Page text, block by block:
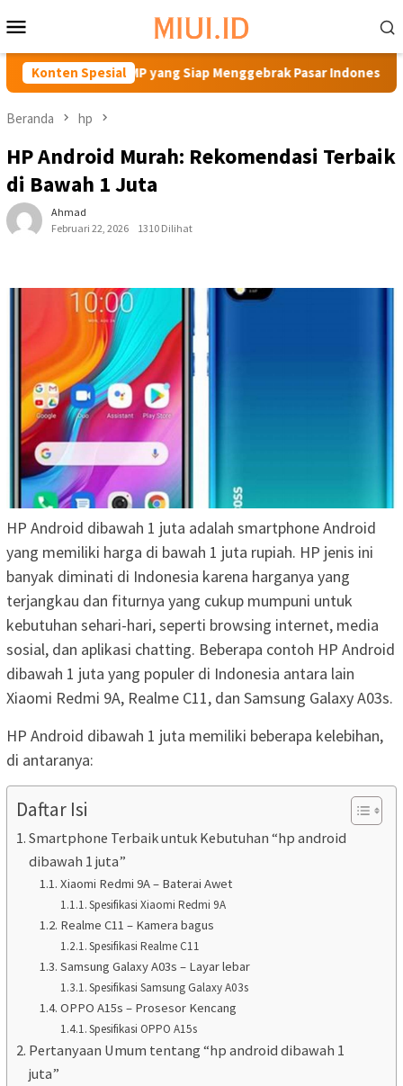
ke
kontenMobile
Konten Spesial
yang Siap Menggebrak Pasar Indonesia 10
Beranda hp
HP Android Murah: Rekomendasi Terbaik
di Bawah 1 Juta
Ahmad
Februari 22, 2026
1310 Dilihat
HP Android dibawah 1 juta adalah smartphone Android
yang memiliki harga di bawah 1 juta rupiah. HP jenis ini
banyak diminati di Indonesia karena harganya yang
terjangkau dan fiturnya yang cukup mumpuni untuk
kebutuhan sehari-hari, seperti browsing internet, media
sosial, dan aplikasi chatting. Beberapa contoh HP Android
dibawah 1 juta yang populer di Indonesia antara lain
Xiaomi Redmi 9A, Realme C11, dan Samsung Galaxy A03s.
HP Android dibawah 1 juta memiliki beberapa kelebihan,
di antaranya:
Daftar Isi
Smartphone Terbaik untuk Kebutuhan “hp android
dibawah 1 juta”
Xiaomi Redmi 9A – Baterai Awet
Spesifikasi Xiaomi Redmi 9A
Realme C11 – Kamera bagus
Spesifikasi Realme C11
Samsung Galaxy A03s – Layar lebar
Spesifikasi Samsung Galaxy A03s
OPPO A15s – Prosesor Kencang
Spesifikasi OPPO A15s
Pertanyaan Umum tentang “hp android dibawah 1
juta”